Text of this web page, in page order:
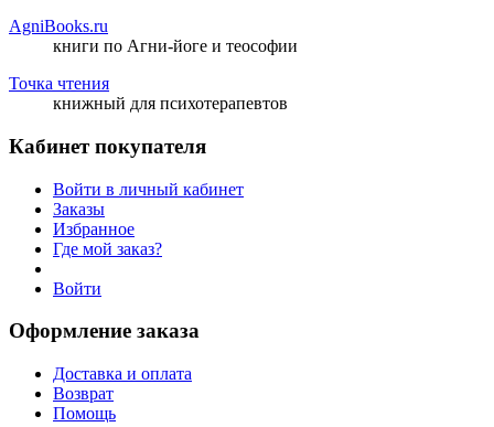
AgniBooks.ru
книги по Агни-йоге и теософии
Точка чтения
книжный для психотерапевтов
Кабинет покупателя
Войти в личный кабинет
Заказы
Избранное
Где мой заказ?
Войти
Оформление заказа
Доставка и оплата
Возврат
Помощь